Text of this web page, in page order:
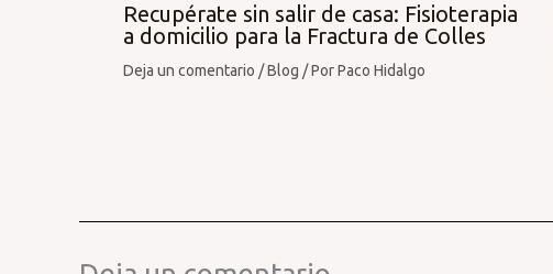
Recupérate sin salir de casa: Fisioterapia
a domicilio para la Fractura de Colles
Deja un comentario /Blog / PorPaco Hidalgo